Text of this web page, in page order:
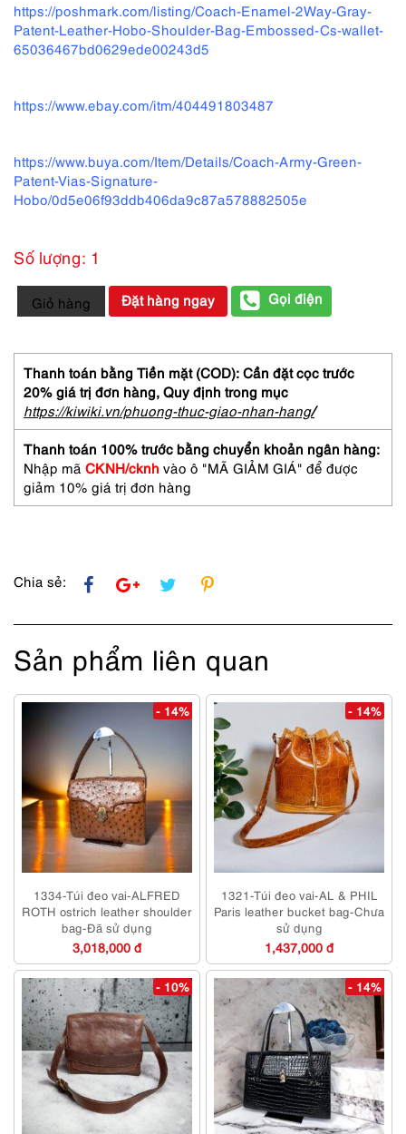
https://poshmark.com/listing/Coach-Enamel-2Way-Gray-
Patent-Leather-Hobo-Shoulder-Bag-Embossed-Cs-wallet-
65036467bd0629ede00243d5
https://www.ebay.com/itm/404491803487
https://www.buya.com/Item/Details/Coach-Army-Green-
Patent-Vias-Signature-
Hobo/0d5e06f93ddb406da9c87a578882505e
Số lượng: 1
2512-
Túi
vai/
đeo
chéo-
COACH
patent
leather
shoulder
bag-
Đã
số
Giỏ hàng Đặt hàng ngay Gọi điện
Thanh toán bằng Tiền mặt (COD): Cần đặt cọc trước
20% giá trị đơn hàng, Quy định trong mục
https://kiwiki.vn/phuong-thuc-giao-nhan-hang/
Thanh toán 100% trước bằng chuyển khoản ngân hàng:
Nhập mã CKNH/cknh vào ô "MÃ GIẢM GIÁ" để được
giảm 10% giá trị đơn hàng
Chia sẻ:
Sản phẩm liên quan
- 14%
1334-Túi đeo vai-ALFRED
ROTH ostrich leather shoulder
bag-Đã sử dụng
3,018,000 đ
- 14%
1321-Túi đeo vai-AL & PHIL
Paris leather bucket bag-Chưa
sử dụng
1,437,000 đ
- 10% - 14%